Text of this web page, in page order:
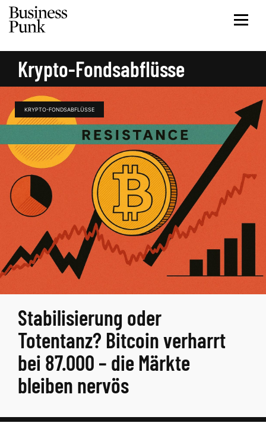
Krypto-Fondsabflüsse
KRYPTO-FONDSABFLÜSSE
Stabilisierung oder
Totentanz? Bitcoin verharrt
bei 87.000 – die Märkte
bleiben nervös